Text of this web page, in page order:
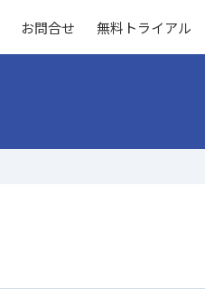
お問合せ 無料トライアル